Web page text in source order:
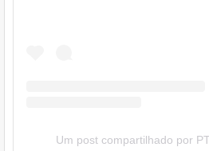
Um post compartilhado por